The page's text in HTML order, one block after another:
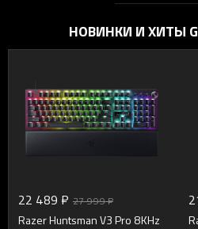
НОВИНКИ И ХИТЫ
22 489 ₽ 27 999 ₽
Razer Huntsman V3 Pro 8KHz